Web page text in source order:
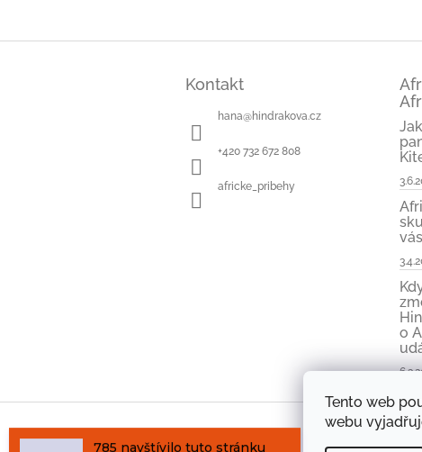
Tento web
webu
Kontakt
hana@hindrakova.cz
+420 732 672 808
africke_pribehy
o
Oficiální stránky
navštívilo tuto stránku